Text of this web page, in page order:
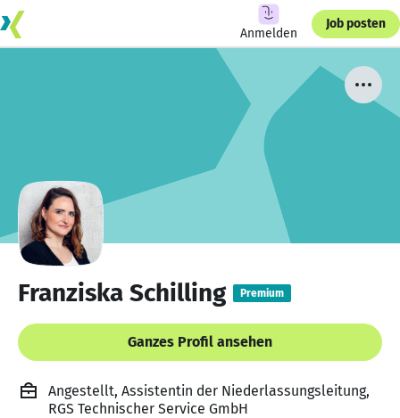
Anmelden
Job posten
Franziska Schilling Premium
Ganzes Profil ansehen
Angestellt, Assistentin der Niederlassungsleitung,
RGS Technischer Service GmbH